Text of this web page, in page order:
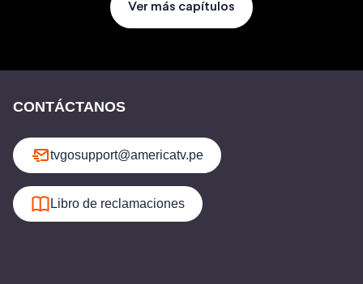
Ver más capítulos
CONTÁCTANOS
tvgosupport@americatv.pe
Libro de reclamaciones